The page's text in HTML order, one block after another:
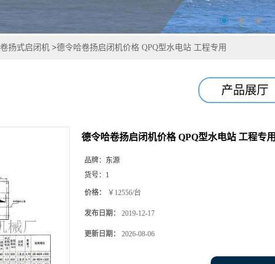
卷扬式启闭机 >德令哈卷扬启闭机价格 QPQ型水电站 工程专用
产品展厅
德令哈卷扬启闭机价格 QPQ型水电站 工程专用
品牌： 东源
货号： 1
价格： ￥12556/台
发布日期： 2019-12-17
更新日期： 2026-08-06